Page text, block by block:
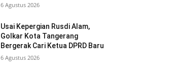
6 Agustus 2026
Usai Kepergian Rusdi Alam,
Golkar Kota Tangerang
Bergerak Cari Ketua DPRD Baru
6 Agustus 2026